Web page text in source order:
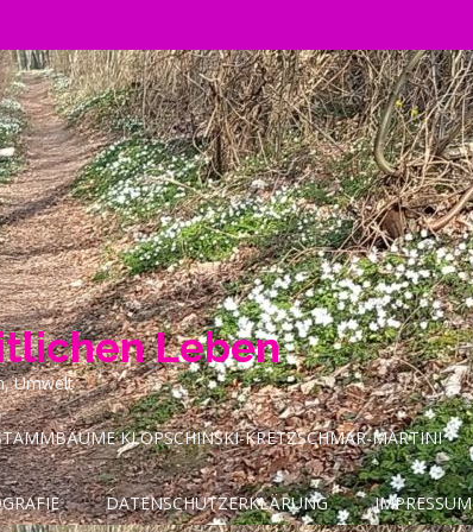
Leben
Umwelt
KLOPSCHINSKI-KRETZSCHMAR-MARTINI
DATENSCHUTZERKLÄRUNG IMPRESSUM